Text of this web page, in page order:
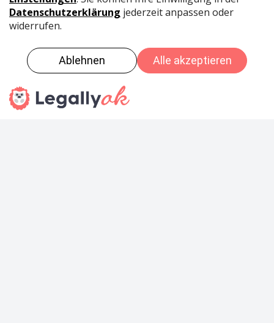
Öffnungszeiten
Montag - Freitag: 10:00 - 18:00 Uhr
Samstag: 09:00 - 16:00 Uhr
Sonntag Ruhetag